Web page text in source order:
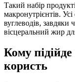
Такий набір
макронутрієнтів.
вуглеводів,
вісцеральний жир
Кому
користь